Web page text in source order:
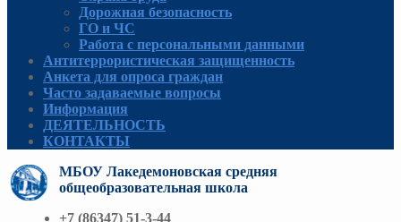
Дорожная безопасность
ГО и ЧС
Работа с персональными данными
Антитеррористическая защищенность
Анкета для опроса граждан
Часто задаваемые вопросы
Информация
ДЕЯТЕЛЬНОСТЬ
КОНТАКТЫ
МБОУ Лакедемоновская средняя
общеобразовательная школа
+7 (86347) 51-3-44